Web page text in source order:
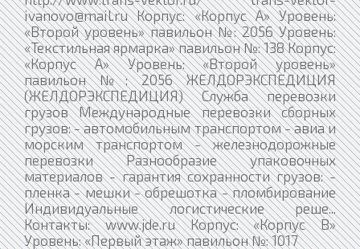
ivanovo@mail.ru Корпус: «Корпус А» Уровень:
«Второй уровень» павильон №: 2056 Уровень:
«Текстильная ярмарка» павильон №: 138 Корпус:
«Корпус А» Уровень: «Второй уровень»
павильон №: 2056 ЖЕЛДОРЭКСПЕДИЦИЯ
(ЖЕЛДОРЭКСПЕДИЦИЯ) Служба перевозки
грузов Международные перевозки сборных
грузов: - автомобильным транспортом - авиа и
морским транспортом - железнодорожные
перевозки Разнообразие упаковочных
материалов - гарантия сохранности грузов: -
пленка - мешки - обрешотка - пломбирование
Индивидуальные логистические реше...
Контакты: www.jde.ru Корпус: «Корпус В»
Уровень: «Первый этаж» павильон №: 1017